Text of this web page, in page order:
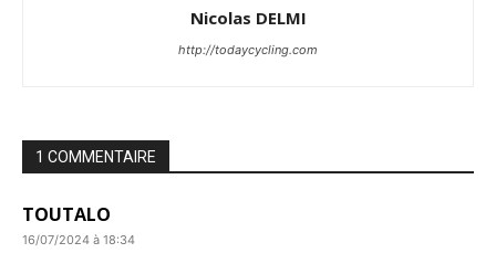
Nicolas DELMI
http://todaycycling.com
1 COMMENTAIRE
TOUTALO
16/07/2024 à 18:34